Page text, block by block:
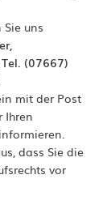
uns
(07667)
mit der Post
Ihren
dass Sie die
vor